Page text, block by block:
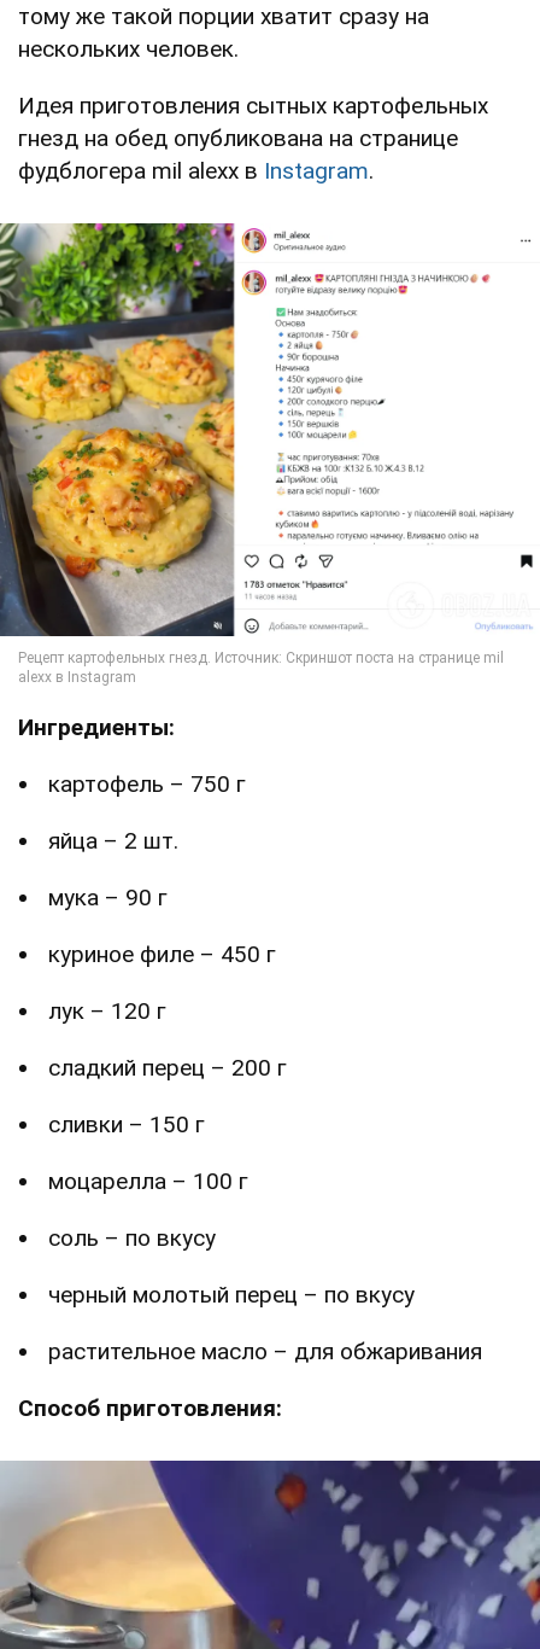
тому же такой порции хватит сразу на
нескольких человек.
Идея приготовления сытных картофельных
гнезд на обед опубликована на странице
фудблогера mil alexx в Instagram.
Ингредиенты:
картофель – 750 г
яйца – 2 шт.
мука – 90 г
куриное филе – 450 г
лук – 120 г
сладкий перец – 200 г
сливки – 150 г
моцарелла – 100 г
соль – по вкусу
черный молотый перец – по вкусу
растительное масло – для обжаривания
Способ приготовления: